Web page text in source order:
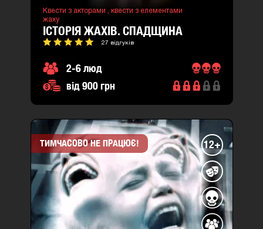
Квести з акторами , квести з елементами
жаху
ІСТОРІЯ ЖАХІВ. СПАДЩИНА
27 відгуків
2-6 люд
від 900 грн
ТИМЧАСОВО НЕ ПРАЦЮЄ! 12+